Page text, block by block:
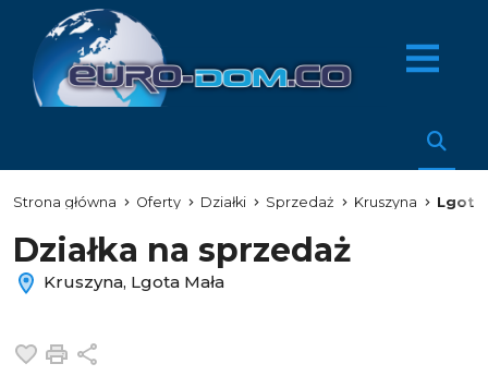
Strona główna Oferty Działki Sprzedaż Kruszyna Lgota
Działka na sprzedaż
Kruszyna, Lgota Mała
Dodaj do ulubionych
Drukuj